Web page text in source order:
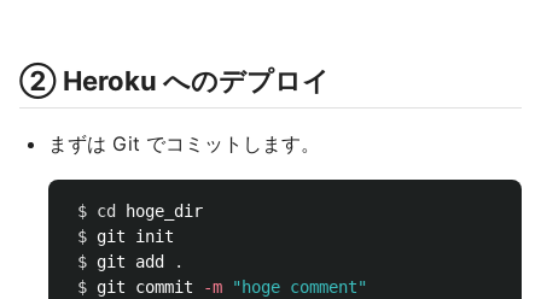
② Heroku へのデプロイ
まずは Git でコミットします。
$ cd
hoge_dir
$ git init
$ git add
.
$ git commit -m "hoge comment"